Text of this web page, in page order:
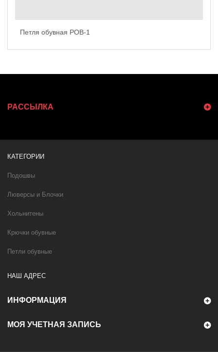
Петля обувная POB-1
РАССЫЛКА
КАТЕГОРИИ
Подошвы
Люверсы и Блочки
Хольнитены
Крючки обувные
Петли обувные
НАШ АДРЕС
ИНФОРМАЦИЯ
МОЯ УЧЕТНАЯ ЗАПИСЬ